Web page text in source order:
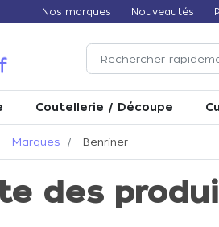
Nos marques Nouveautés
Coutellerie / Découpe
Marques Benriner
des